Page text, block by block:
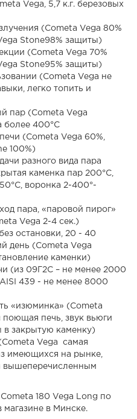
Vega, 5,7 к.г. березовых
(Cometa Vega 80%
Stone98% защиты)
(Cometa Vega 70%
Stone95% защиты)
(Cometa Vega не
легко топить и
пар (Cometa Vega
более 400°С
(Cometa Vega 60%,
100%)
разного вида пара
каменка пар 200°С,
воронка 2-400°-
пара, «паровой пирог»
Vega 2-4 сек.)
остановки, 20 - 40
день (Cometa Vega
каменки)
(из 09Г2С – не менее 2000
439 - не менее 8000
«изюминка» (Cometa
поющая печь, звук вьюги
в закрытую каменку)
Vega самая
имеющихся на рынке,
вышеперечисленным
180 Vega Long по
в Минске.